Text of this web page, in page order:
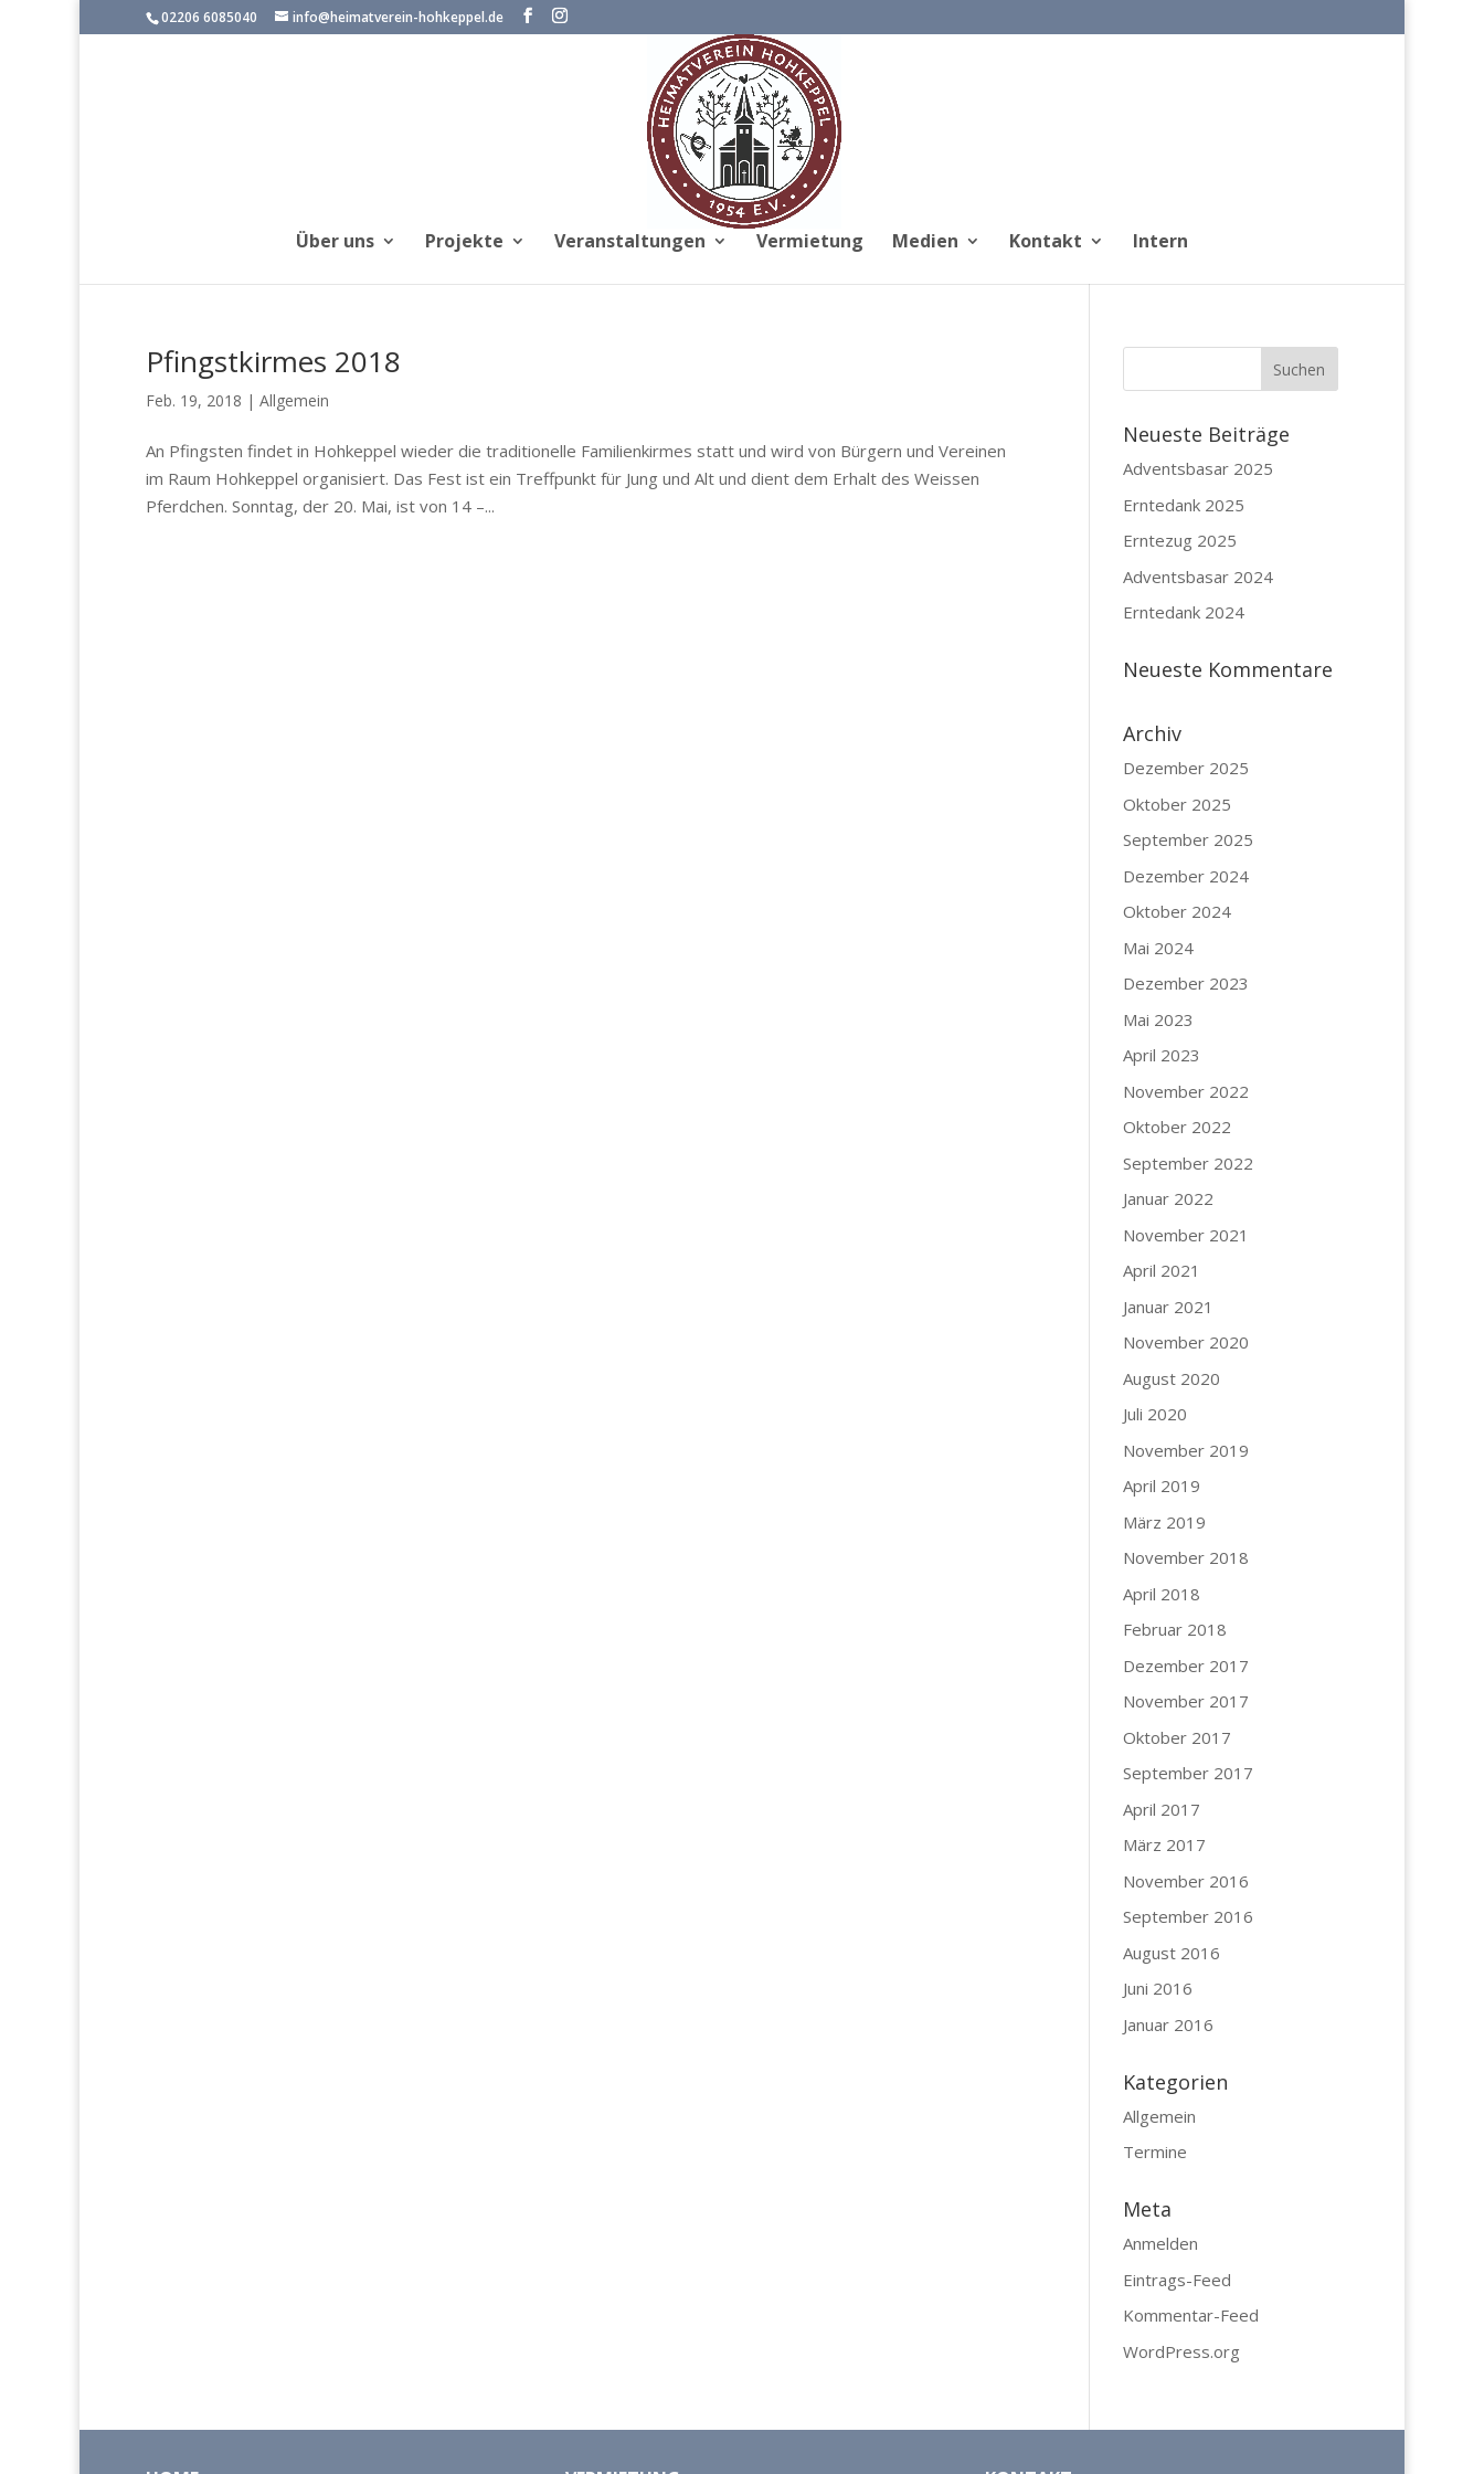
02206 6085040 info@heimatverein-hohkeppel.de
Über uns Projekte Veranstaltungen Vermietung Medien Kontakt Intern
Pfingstkirmes 2018
Feb. 19, 2018 | Allgemein
An Pfingsten findet in Hohkeppel wieder die traditionelle Familienkirmes statt und wird von Bürgern und Vereinen
im Raum Hohkeppel organisiert. Das Fest ist ein Treffpunkt für Jung und Alt und dient dem Erhalt des Weissen
Pferdchen. Sonntag, der 20. Mai, ist von 14 –...
Neueste Beiträge
Adventsbasar 2025
Erntedank 2025
Erntezug 2025
Adventsbasar 2024
Erntedank 2024
Neueste Kommentare
Archiv
Dezember 2025
Oktober 2025
September 2025
Dezember 2024
Oktober 2024
Mai 2024
Dezember 2023
Mai 2023
April 2023
November 2022
Oktober 2022
September 2022
Januar 2022
November 2021
April 2021
Januar 2021
November 2020
August 2020
Juli 2020
November 2019
April 2019
März 2019
November 2018
April 2018
Februar 2018
Dezember 2017
November 2017
Oktober 2017
September 2017
April 2017
März 2017
November 2016
September 2016
August 2016
Juni 2016
Januar 2016
Kategorien
Allgemein
Termine
Meta
Anmelden
Eintrags-Feed
Kommentar-Feed
WordPress.org